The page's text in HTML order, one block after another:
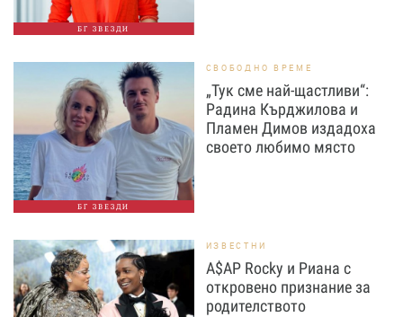
БГ ЗВЕЗДИ
БГ ЗВЕЗДИ
СВОБОДНО ВРЕМЕ
„Тук сме най-щастливи“:
Радина Кърджилова и
Пламен Димов издадоха
своето любимо място
ИЗВЕСТНИ
A$AP Rocky и Риана с
откровено признание за
родителството